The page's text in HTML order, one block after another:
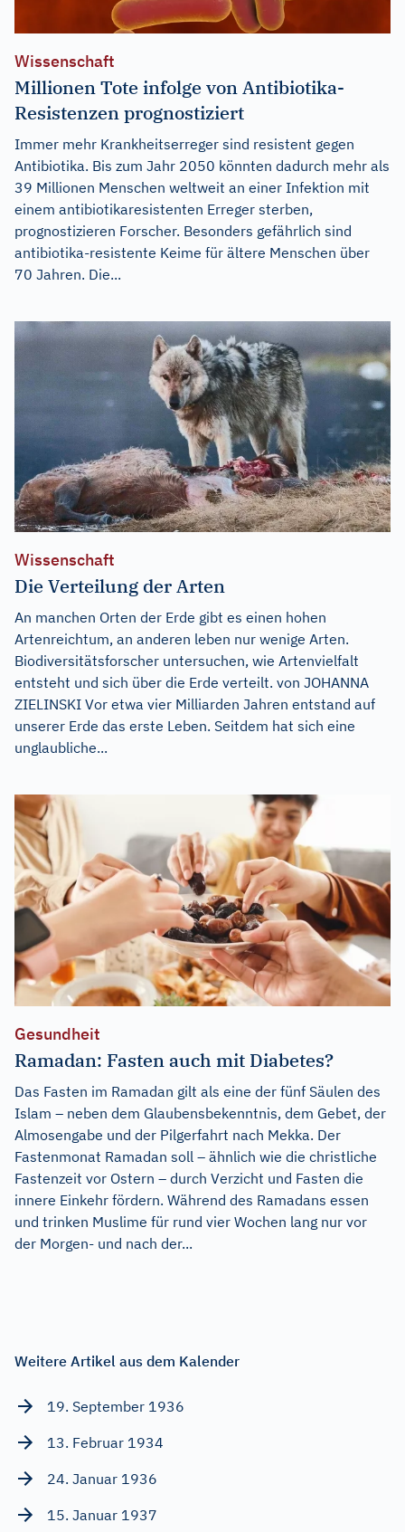
Wissenschaft
Millionen Tote infolge von Antibiotika-
Resistenzen prognostiziert
Immer mehr Krankheitserreger sind resistent gegen
Antibiotika. Bis zum Jahr 2050 könnten dadurch mehr als
39 Millionen Menschen weltweit an einer Infektion mit
einem antibiotikaresistenten Erreger sterben,
prognostizieren Forscher. Besonders gefährlich sind
antibiotika-resistente Keime für ältere Menschen über
70 Jahren. Die...
Wissenschaft
Die Verteilung der Arten
An manchen Orten der Erde gibt es einen hohen
Artenreichtum, an anderen leben nur wenige Arten.
Biodiversitätsforscher untersuchen, wie Artenvielfalt
entsteht und sich über die Erde verteilt. von JOHANNA
ZIELINSKI Vor etwa vier Milliarden Jahren entstand auf
unserer Erde das erste Leben. Seitdem hat sich eine
unglaubliche...
Gesundheit
Ramadan: Fasten auch mit Diabetes?
Das Fasten im Ramadan gilt als eine der fünf Säulen des
Islam – neben dem Glaubensbekenntnis, dem Gebet, der
Almosengabe und der Pilgerfahrt nach Mekka. Der
Fastenmonat Ramadan soll – ähnlich wie die christliche
Fastenzeit vor Ostern – durch Verzicht und Fasten die
innere Einkehr fördern. Während des Ramadans essen
und trinken Muslime für rund vier Wochen lang nur vor
der Morgen- und nach der...
Weitere Artikel aus dem Kalender
19. September 1936
13. Februar 1934
24. Januar 1936
15. Januar 1937